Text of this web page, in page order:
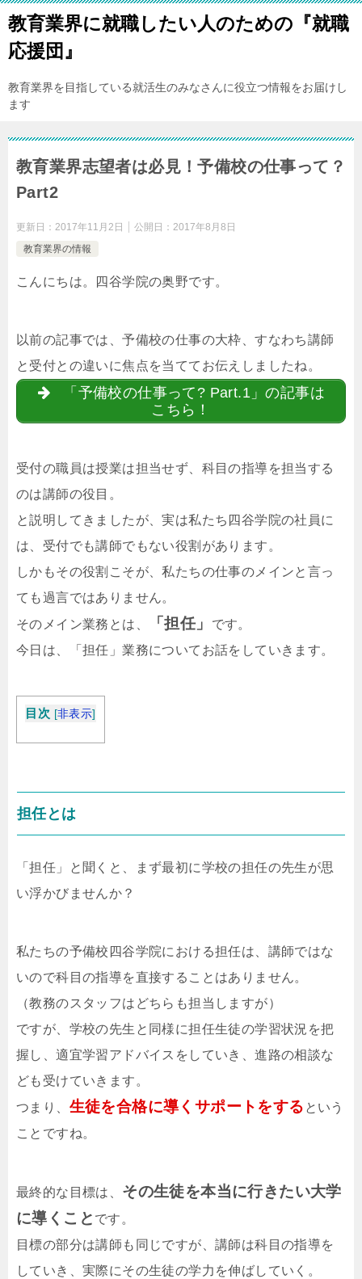
教育業界に就職したい人のための『就職
応援団』
教育業界を目指している就活生のみなさんに役立つ情報をお届けし
ます
教育業界志望者は必見！予備校の仕事って？
Part2
更新日： 2017年11月2日 公開日： 2017年8月8日
教育業界の情報
こんにちは。四谷学院の奥野です。
以前の記事では、予備校の仕事の大枠、すなわち講師
と受付との違いに焦点を当ててお伝えしましたね。
「予備校の仕事って? Part.1」の記事は
こちら！
受付の職員は授業は担当せず、科目の指導を担当する
のは講師の役目。
と説明してきましたが、実は私たち四谷学院の社員に
は、受付でも講師でもない役割があります。
しかもその役割こそが、私たちの仕事のメインと言っ
ても過言ではありません。
そのメイン業務とは、
「担任」
です。
今日は、「担任」業務についてお話をしていきます。
目次 [非表示]
担任とは
「担任」と聞くと、まず最初に学校の担任の先生が思
い浮かびませんか？
私たちの予備校四谷学院における担任は、講師ではな
いので科目の指導を直接することはありません。
（教務のスタッフはどちらも担当しますが）
ですが、学校の先生と同様に担任生徒の学習状況を把
握し、適宜学習アドバイスをしていき、進路の相談な
ども受けていきます。
つまり、 生徒を合格に導くサポートをする という
ことですね。
最終的な目標は、 その生徒を本当に行きたい大学
に導くこと です。
目標の部分は講師も同じですが、講師は科目の指導を
していき、実際にその生徒の学力を伸ばしていく。